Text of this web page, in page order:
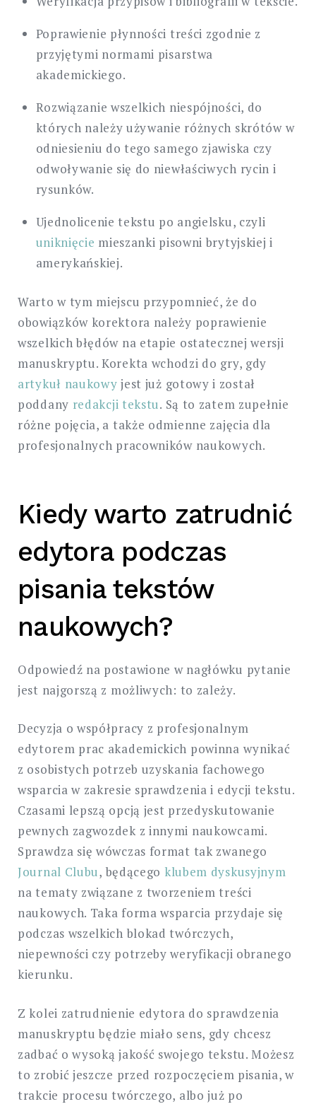
Poprawienie płynności treści zgodnie z
przyjętymi normami pisarstwa
akademickiego.
Rozwiązanie wszelkich niespójności, do
których należy używanie różnych skrótów w
odniesieniu do tego samego zjawiska czy
odwoływanie się do niewłaściwych rycin i
rysunków.
Ujednolicenie tekstu po angielsku, czyli
uniknięcie mieszanki pisowni brytyjskiej i
amerykańskiej.
Warto w tym miejscu przypomnieć, że do
obowiązków korektora należy poprawienie
wszelkich błędów na etapie ostatecznej wersji
manuskryptu. Korekta wchodzi do gry, gdy
artykuł naukowy jest już gotowy i został
poddany redakcji tekstu. Są to zatem zupełnie
różne pojęcia, a także odmienne zajęcia dla
profesjonalnych pracowników naukowych.
Kiedy warto zatrudnić
edytora podczas
pisania tekstów
naukowych?
Odpowiedź na postawione w nagłówku pytanie
jest najgorszą z możliwych: to zależy.
Decyzja o współpracy z profesjonalnym
edytorem prac akademickich powinna wynikać
z osobistych potrzeb uzyskania fachowego
wsparcia w zakresie sprawdzenia i edycji tekstu.
Czasami lepszą opcją jest przedyskutowanie
pewnych zagwozdek z innymi naukowcami.
Sprawdza się wówczas format tak zwanego
Journal Clubu, będącego klubem dyskusyjnym
na tematy związane z tworzeniem treści
naukowych. Taka forma wsparcia przydaje się
podczas wszelkich blokad twórczych,
niepewności czy potrzeby weryfikacji obranego
kierunku.
Z kolei zatrudnienie edytora do sprawdzenia
manuskryptu będzie miało sens, gdy chcesz
zadbać o wysoką jakość swojego tekstu. Możesz
to zrobić jeszcze przed rozpoczęciem pisania, w
trakcie procesu twórczego, albo już po